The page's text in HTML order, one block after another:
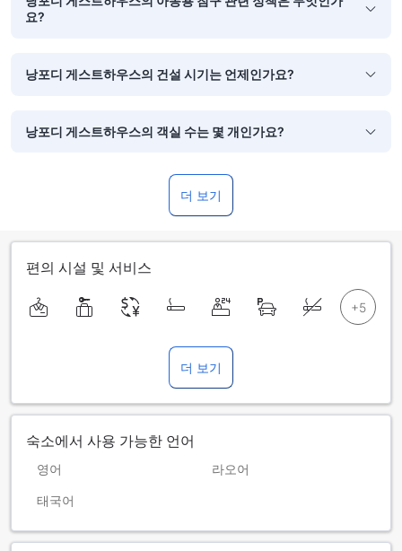
요?
낭포디 게스트하우스의 건설 시기는 언제인가요?
낭포디 게스트하우스의 객실 수는 몇 개인가요?
더 보기
편의 시설 및 서비스
더 보기
숙소에서 사용 가능한 언어
영어 라오어
태국어